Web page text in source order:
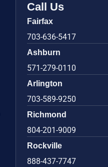
Call Us
Fairfax
703-636-5417
Ashburn
571-279-0110
Arlington
703-589-9250
Richmond
804-201-9009
Rockville
888-437-7747